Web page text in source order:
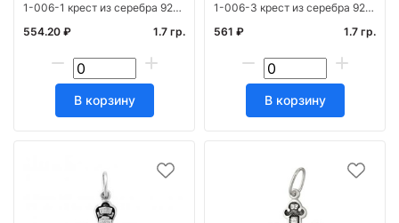
1-006-1 крест из серебра 925* штамп белый
554.20 ₽
1.7 гр.
В корзину
1-006-3 крест из серебра 925* с частичным чернен
561 ₽
1.7 гр.
В корзину